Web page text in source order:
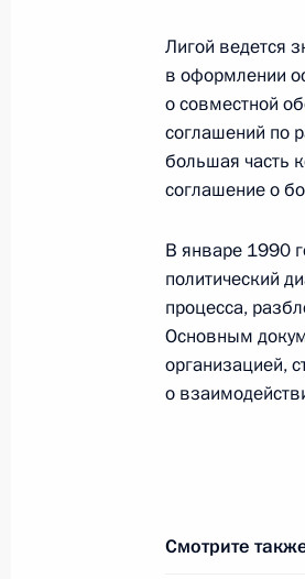
В России во
Президента
научно-
за рубежом
14 июля 2026 года,
Семинар-
Лигой ведется
в оформлении
о совместной
соглашений по
большая часть
соглашение о
В январе 1990
политический
процесса,
Основным
организацией,
о
Смотрите